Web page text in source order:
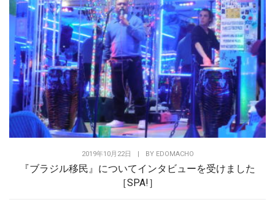
2019年10月22日 BY EDOMACHO
『ブラジル移民』についてインタビューを受けました
［SPA!］